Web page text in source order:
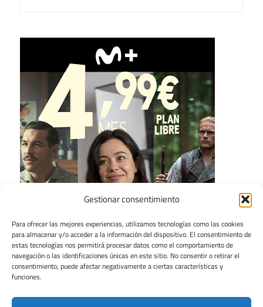
Gestionar consentimiento
Para ofrecer las mejores experiencias, utilizamos tecnologías como las cookies
para almacenar y/o acceder a la información del dispositivo. El consentimiento de
estas tecnologías nos permitirá procesar datos como el comportamiento de
navegación o las identificaciones únicas en este sitio. No consentir o retirar el
consentimiento, puede afectar negativamente a ciertas características y
funciones.